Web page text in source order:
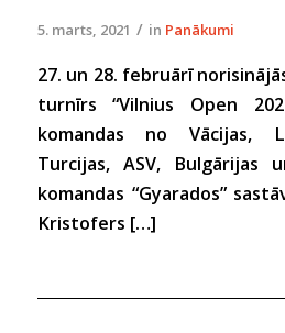
5. marts, 2021 / in Panākumi
27. un 28. februārī
turnīrs “Vilnius Open
komandas no Vācijas,
Turcijas, ASV, Bulgārijas
komandas “Gyarados”
Kristofers […]